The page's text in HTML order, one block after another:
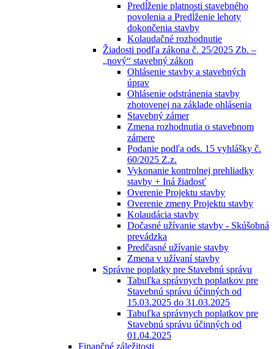
Predĺženie platnosti stavebného
povolenia a Predĺženie lehoty
dokončenia stavby
Kolaudačné rozhodnutie
Žiadosti podľa zákona č. 25/2025 Zb. –
„nový“ stavebný zákon
Ohlásenie stavby a stavebných
úprav
Ohlásenie odstránenia stavby
zhotovenej na základe ohlásenia
Stavebný zámer
Zmena rozhodnutia o stavebnom
zámere
Podanie podľa ods. 15 vyhlášky č.
60/2025 Z.z.
Vykonanie kontrolnej prehliadky
stavby + Iná žiadosť
Overenie Projektu stavby
Overenie zmeny Projektu stavby
Kolaudácia stavby
Dočasné užívanie stavby - Skúšobná
prevádzka
Predčasné užívanie stavby
Zmena v užívaní stavby
Správne poplatky pre Stavebnú správu
Tabuľka správnych poplatkov pre
Stavebnú správu účinných od
15.03.2025 do 31.03.2025
Tabuľka správnych poplatkov pre
Stavebnú správu účinných od
01.04.2025
Finančné záležitosti